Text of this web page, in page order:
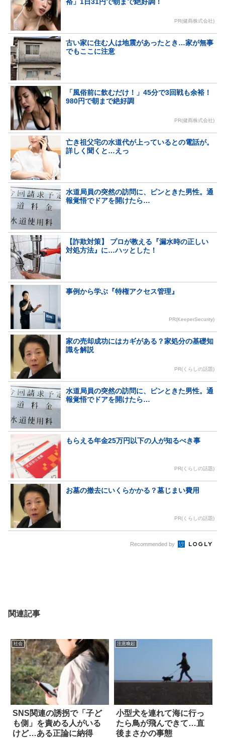
PR(健商株式会社)
古い家に住む人は地震があったとき…家が無事
でもここに注意
「風俗前に飲むだけ！」45分で3回戦も余裕！
980円で朝まで絶好調
PR(健商株式会社)
亡き祖父宅の水道代が上っているとの電話が。
詳しく聞くと…えっ
水道局員の突然の訪問に、ピンときた男性。通
報覚悟でドアを開けたら…
【詐欺対策】 プロが教える『漏水時の正しい
対処方法』に…ハッとした！
事例から学ぶ『特権アクセス管理』
PR(KeeperSecurity)
家の売却成功にはカギがある？家処分の基礎知
識を解説
PR(くらしの話題)
水道局員の突然の訪問に、ピンときた男性。通
報覚悟でドアを開けたら…
もらえる年金25万円以下の人が知るべき事
PR(くらしの話題)
お墓の撤去にいくらかかる？墓じまい費用
PR(くらしの話題)
Recommended by
関連記事
社会
SNS関連の誘拐で「子ど
も側」を責める人がいる
けど…ある正論に納得
注意喚起
小型犬を連れて海に行っ
たら鳥が飛んできて…直
後まさかの事態